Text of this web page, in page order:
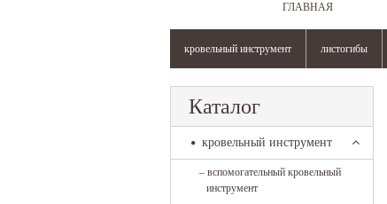
ГЛАВНАЯ
кровельный инструмент листогибы
Каталог
кровельный инструмент
– вспомогательный кровельный
инструмент